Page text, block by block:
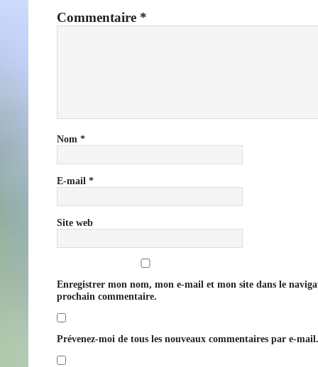
Commentaire *
Nom *
E-mail *
Site web
Enregistrer mon nom, mon e-mail et mon site dans le
prochain commentaire.
Prévenez-moi de tous les nouveaux commentaires par e-mail.